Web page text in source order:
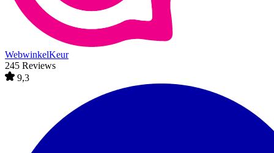
WebwinkelKeur
245 Reviews
9,3